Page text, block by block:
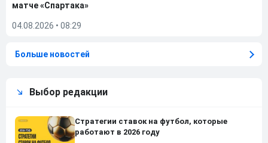
матче «Спартака»
04.08.2026 • 08:29
Больше новостей
Выбор редакции
Стратегии ставок на футбол, которые
работают в 2026 году